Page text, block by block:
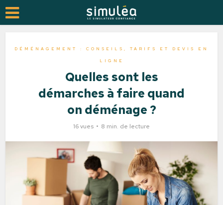
DÉMÉNAGEMENT : CONSEILS, TARIFS ET DEVIS EN
LIGNE
Quelles sont les
démarches à faire quand
on déménage ?
16 vues 8 min. de lecture